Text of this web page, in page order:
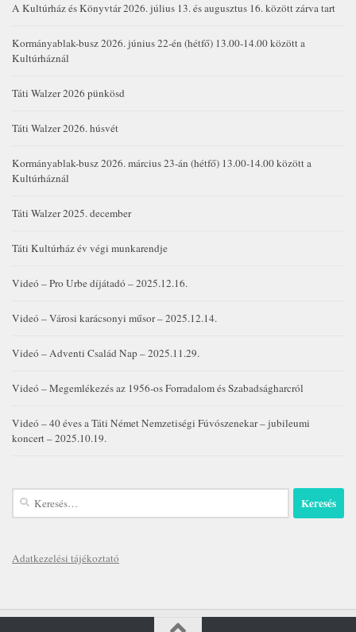
A Kultúrház és Könyvtár 2026. július 13. és augusztus 16. között zárva tart
Kormányablak-busz 2026. június 22-én (hétfő) 13.00-14.00 között a
Kultúrháznál
Táti Walzer 2026 pünkösd
Táti Walzer 2026. húsvét
Kormányablak-busz 2026. március 23-án (hétfő) 13.00-14.00 között a
Kultúrháznál
Táti Walzer 2025. december
Táti Kultúrház év végi munkarendje
Videó – Pro Urbe díjátadó – 2025.12.16.
Videó – Városi karácsonyi műsor – 2025.12.14.
Videó – Adventi Család Nap – 2025.11.29.
Videó – Megemlékezés az 1956-os Forradalom és Szabadságharcról
Videó – 40 éves a Táti Német Nemzetiségi Fúvószenekar – jubileumi
koncert – 2025.10.19.
Keresés:
Adatkezelési tájékoztató